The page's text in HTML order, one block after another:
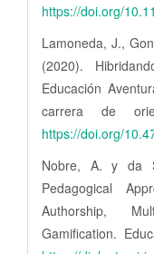
https://doi.org/
Lamoneda, J.,
(2020).
Educación
carrera de
https://doi.org/
Nobre, A. y da
Pedagogical
Authorship,
Gamification.